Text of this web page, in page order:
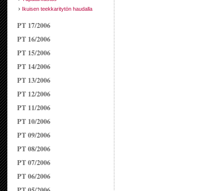
Ikuisen teekkaritytön haudalla
PT 17/2006
PT 16/2006
PT 15/2006
PT 14/2006
PT 13/2006
PT 12/2006
PT 11/2006
PT 10/2006
PT 09/2006
PT 08/2006
PT 07/2006
PT 06/2006